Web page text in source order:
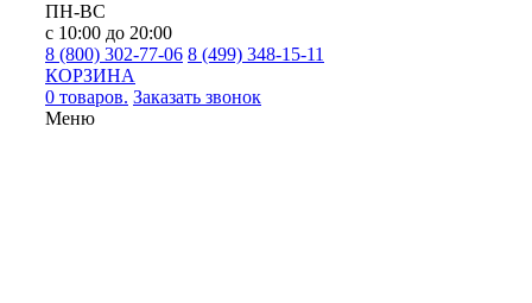
ПН-ВС
с 10:00 до 20:00
8 (800) 302-77-06 8 (499) 348-15-11
КОРЗИНА
0 товаров. Заказать звонок
Меню